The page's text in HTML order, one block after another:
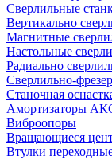
Сверлильные
Вертикально
Магнитные
Настольные
Радиально
Сверлильно-
Станочная
Амортизаторы
Виброопоры
Вращающиеся
Втулки